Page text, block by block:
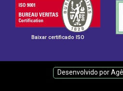
Baixar certificado ISO
Desenvolvido por